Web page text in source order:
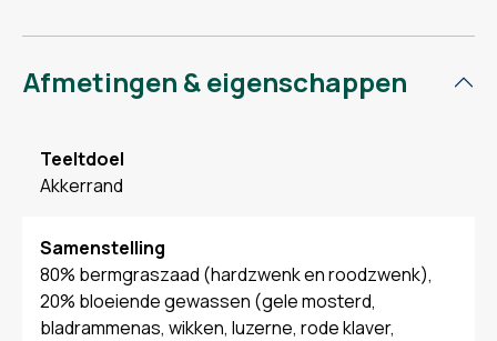
Afmetingen & eigenschappen
Teeltdoel
Akkerrand
Samenstelling
80% bermgraszaad (hardzwenk en roodzwenk),
20% bloeiende gewassen (gele mosterd,
bladrammenas, wikken, luzerne, rode klaver,